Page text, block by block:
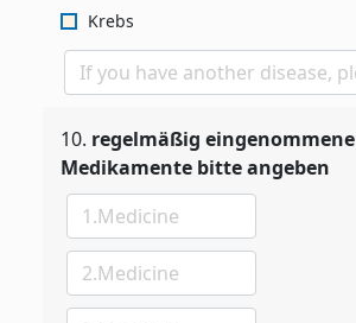
Krebs
10. regelmäßig eingenommene
Medikamente bitte angeben